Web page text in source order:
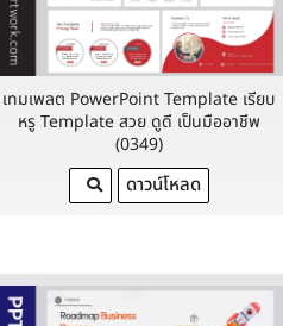
เทมเพลต PowerPoint Template เรียบ
หรู Template สวย ดูดี เป็นมืออาชีพ
(0349)
ดาวน์โหลด